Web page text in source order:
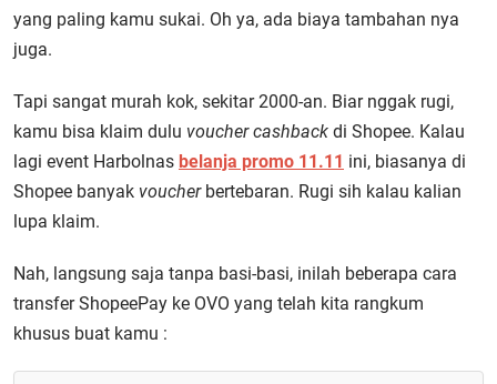
yang paling kamu sukai. Oh ya, ada biaya tambahan nya
juga.
Tapi sangat murah kok, sekitar 2000-an. Biar nggak rugi,
kamu bisa klaim dulu voucher cashback di Shopee. Kalau
lagi event Harbolnas belanja promo 11.11 ini, biasanya di
Shopee banyak voucherbertebaran. Rugi sih kalau kalian
lupa klaim.
Nah, langsung saja tanpa basi-basi, inilah beberapa cara
transfer ShopeePay ke OVO yang telah kita rangkum
khusus buat kamu :